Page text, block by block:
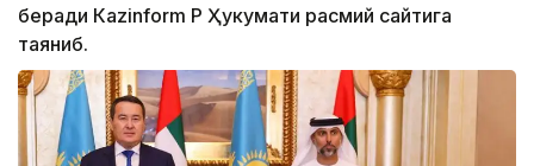
беради Кazinform ҚР Ҳукумати расмий сайтига
таяниб.